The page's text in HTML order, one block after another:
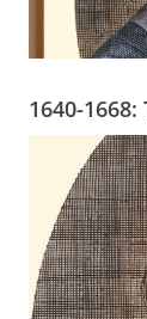
1640-